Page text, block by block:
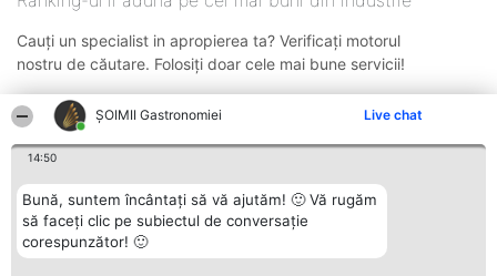
ȘOIMII Gastronomiei Live chat
14:50
Bună, suntem încântați să vă ajutăm! 🙂 Vă rugăm
să faceți clic pe subiectul de conversație
corespunzător! 🙂
Cauți un specialist in apropierea ta? Verificați motorul
nostru de căutare. Folosiți doar cele mai bune servicii!